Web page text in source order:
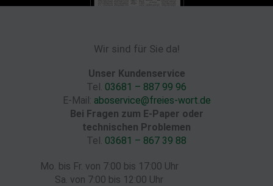
Wir sind für Sie da!
Unser Kundenservice
Tel. 03681 – 887 99 96
E-Mail: aboservice@freies-wort.de
Bei Fragen zum E-Paper oder
technischen Problemen
Tel. 03681 – 867 39 88
Mo. bis Fr. von 7:00 bis 17:00 Uhr
Sa. von 7:00 bis 12:00 Uhr